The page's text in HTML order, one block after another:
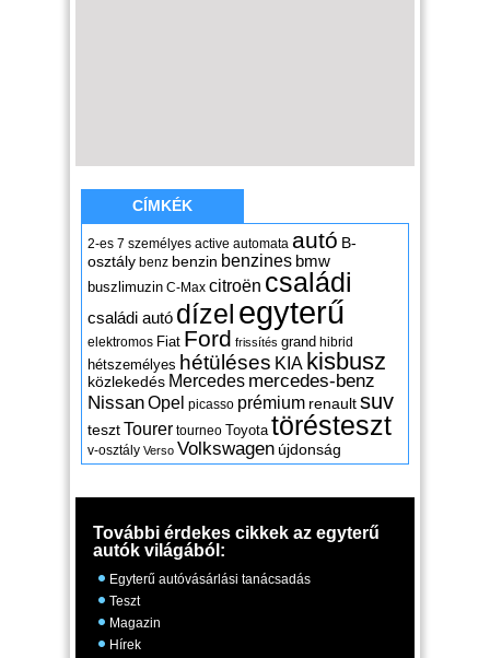
CÍMKÉK
2-es 7 személyes active automata autó B-
osztály benz benzin benzines bmw
buszlimuzin C-Max citroën családi
családi autó dízel egyterű
elektromos Fiat Ford frissítés grand hibrid
hétszemélyes hétüléses KIA kisbusz
közlekedés Mercedes mercedes-benz
NissanOpel picasso prémium renaultsuv
tesztTourer tourneo Toyota törésteszt
v-osztály Verso Volkswagen újdonság
További érdekes cikkek az egyterű
autók világából:
Egyterű autóvásárlási tanácsadás
Teszt
Magazin
Hírek